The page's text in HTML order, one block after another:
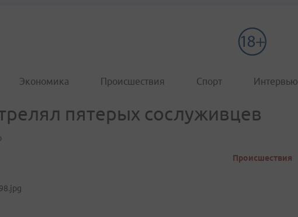
Экономика Происшествия Спорт Интервью
пятерых сослуживцев
Происшествия